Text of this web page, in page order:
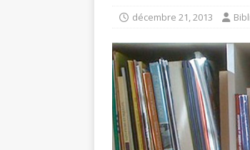
décembre 21, 2013